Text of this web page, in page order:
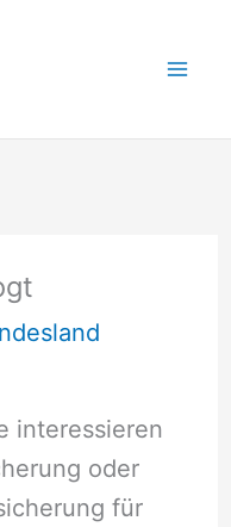
interessieren
oder
für